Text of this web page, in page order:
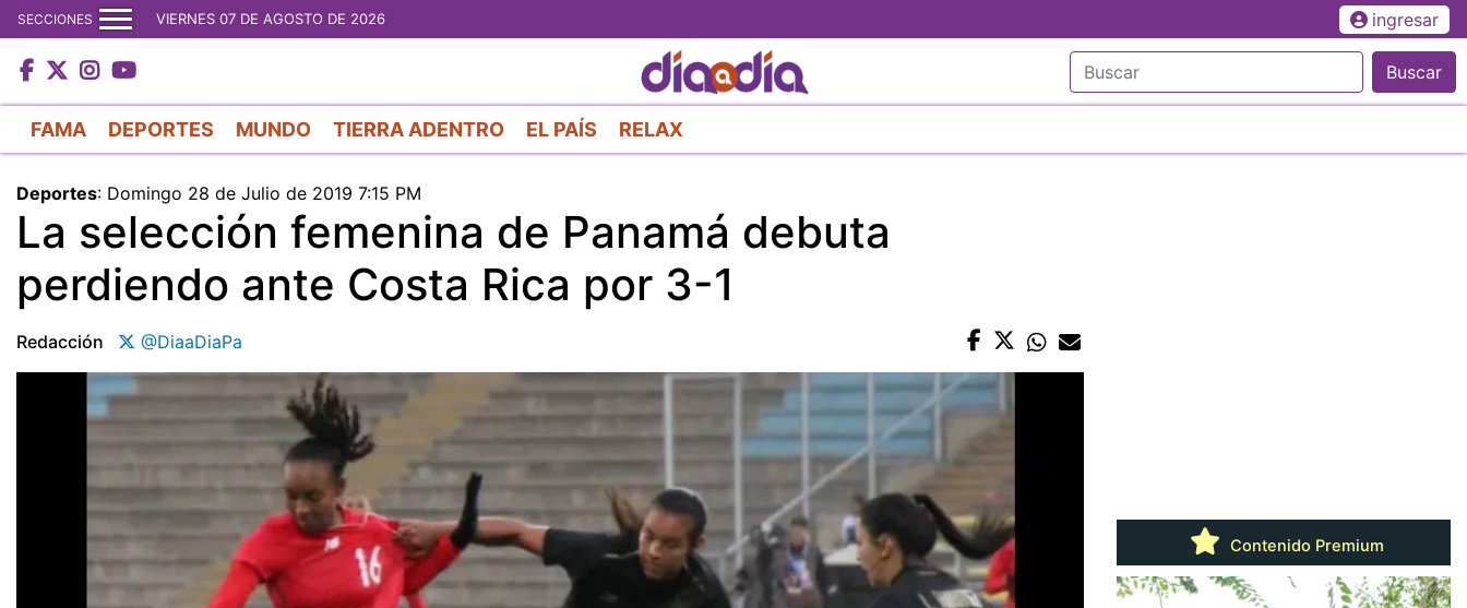
al
contenido
principal
SECCIONES VIERNES 07 DE AGOSTO DE 2026 ingresar
Buscar
FAMA DEPORTES MUNDO TIERRA ADENTRO EL PAÍS RELAX
Deportes: Domingo 28 de Julio de 2019 7:15 PM
La selección femenina de Panamá debuta
perdiendo ante Costa Rica por 3-1
Redacción @DiaaDiaPa
Contenido Premium